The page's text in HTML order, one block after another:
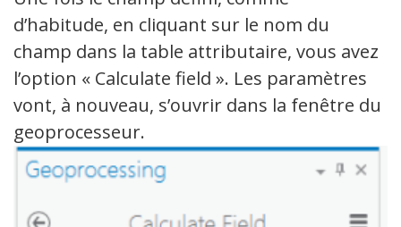
d’habitude, en cliquant sur le nom du
champ dans la table attributaire, vous avez
l’option « Calculate field ». Les paramètres
vont, à nouveau, s’ouvrir dans la fenêtre du
geoprocesseur.